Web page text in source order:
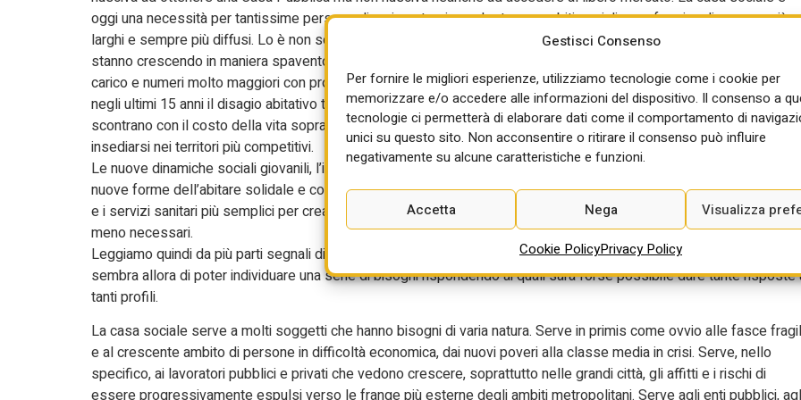
Gestisci Consenso
Per fornire le migliori esperienze, utilizziamo tecnologie come i cookie per
memorizzare e/o accedere alle informazioni del dispositivo. Il consenso a
tecnologie ci permetterà di elaborare dati come il comportamento di
unici su questo sito. Non acconsentire o ritirare il consenso può influire
negativamente su alcune caratteristiche e funzioni.
Accetta Nega Visualizza
Cookie PolicyPrivacy Policy
oggi una necessità per tantissime persone di varia estrazione che tocca ambiti sociali e professionali sempre più
larghi e sempre più diffusi. Lo è non solo quindi verso l’alto ma anche verso il basso. Da un lato i livelli di povertà
stanno crescendo in maniera spaventosa: nel 2024 i dati della Caritas parlano di quasi 270.000 famiglie prese in
carico e numeri molto maggiori con problematiche crescenti. Se la condizione di povertà è passata dal 3,6 al 6,4%
negli ultimi 15 anni il disagio abitativo tocca il 5,7% della popolazione. Dall’altro le opportunità occupazionali si
scontrano con il costo della vita soprattutto nelle aree più industrializzate e l’impossibilità di molti lavoratori di
insediarsi nei territori più competitivi.
Le nuove dinamiche sociali giovanili, l’immigrazione e l’invecchiamento della popolazione chiedono poi di immaginare
nuove forme dell’abitare solidale e collaborativo mentre cresce l’esigenza di distribuire sul territorio presìdi sociali
e i servizi sanitari più semplici per creare condizioni diffuse di assistenza e alleviare gli ospedali degli accessi
meno necessari.
Leggiamo quindi da più parti segnali differenti di bisogni e di opportunità da riordinare in una risposta coordinata. Ci
sembra allora di poter individuare una serie di bisogni rispondendo ai quali sarà forse possibile dare tante risposte
tanti profili.
La casa sociale serve a molti soggetti che hanno bisogni di varia natura. Serve in primis come ovvio alle fasce
e al crescente ambito di persone in difficoltà economica, dai nuovi poveri alla classe media in crisi. Serve, nello
specifico, ai lavoratori pubblici e privati che vedono crescere, soprattutto nelle grandi città, gli affitti e i rischi di
essere progressivamente espulsi verso le frange più esterne degli ambiti metropolitani. Serve agli enti pubblici,